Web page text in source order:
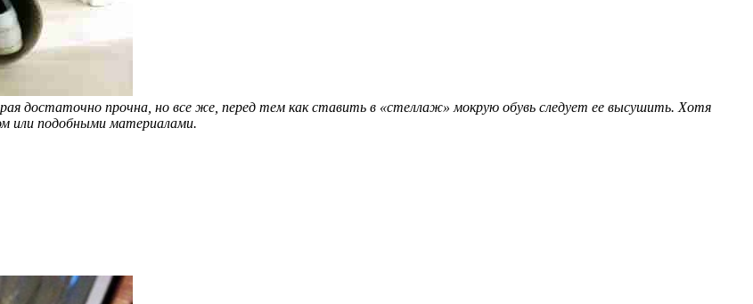
достаточно прочна, но все же, перед тем как ставить в «стеллаж» мокрую обувь следует ее высушить. Хотя
или подобными материалами.